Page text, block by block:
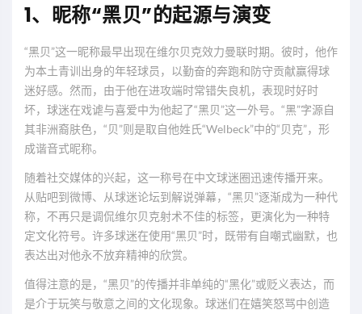
1、昵称“黑贝”的起源与演变
“黑贝”这一昵称最早出现在维尔贝克效力曼联时期。彼时，他作
为本土青训出身的年轻球员，以勤奋的奔跑和防守贡献赢得球
迷好感。然而，由于他在进攻端时常错失良机，表现时好时
坏，球迷在戏谑与喜爱中为他起了“黑贝”这一外号。“黑”字源自
其非洲裔肤色，“贝”则是取自他姓氏“Welbeck”中的“贝克”，形
成谐音式昵称。
随着社交媒体的兴起，这一称号在中文球迷圈迅速传播开来。
从贴吧到微博、从球迷论坛到解说弹幕，“黑贝”逐渐成为一种代
称，不再只是调侃维尔贝克射术不佳的标签，更演化为一种特
定文化符号。许多球迷在使用“黑贝”时，既带有自嘲式幽默，也
表达出对他永不放弃精神的欣赏。
值得注意的是，“黑贝”的传播并非单纯的“黑化”或贬义表达，而
是介于玩笑与敬意之间的文化现象。球迷们在嬉笑怒骂中创造